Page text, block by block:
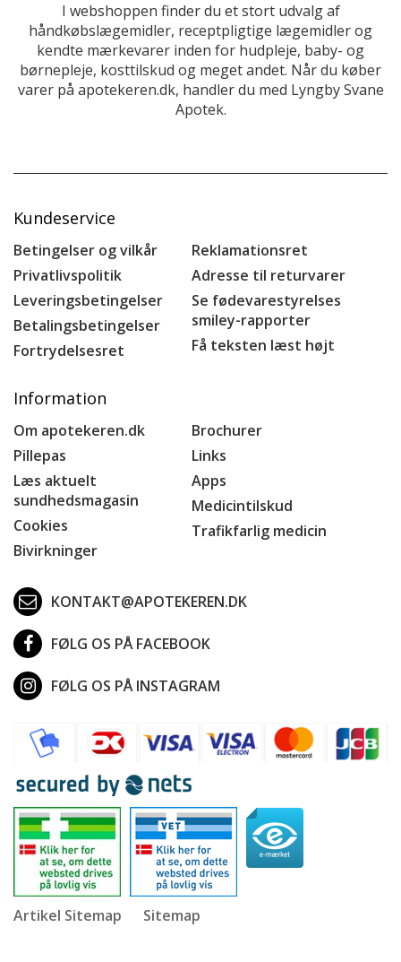
I webshoppen finder du et stort udvalg af
håndkøbslægemidler, receptpligtige lægemidler og
kendte mærkevarer inden for hudpleje, baby- og
børnepleje, kosttilskud og meget andet. Når du køber
varer på apotekeren.dk, handler du med Lyngby Svane
Apotek.
Kundeservice
Betingelser og vilkår
Privatlivspolitik
Leveringsbetingelser
Betalingsbetingelser
Fortrydelsesret
Reklamationsret
Adresse til returvarer
Se fødevarestyrelses
smiley-rapporter
Få teksten læst højt
Information
Om apotekeren.dk
Pillepas
Læs aktuelt
sundhedsmagasin
Cookies
Bivirkninger
Brochurer
Links
Apps
Medicintilskud
Trafikfarlig medicin
KONTAKT@APOTEKEREN.DK
FØLG OS PÅ FACEBOOK
FØLG OS PÅ INSTAGRAM
Artikel Sitemap Sitemap